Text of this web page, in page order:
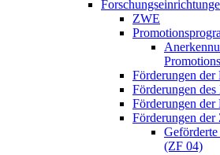
ZWE
Förderungen der
Förderungen des
Förderungen der
Förderungen der
(ZF 04)